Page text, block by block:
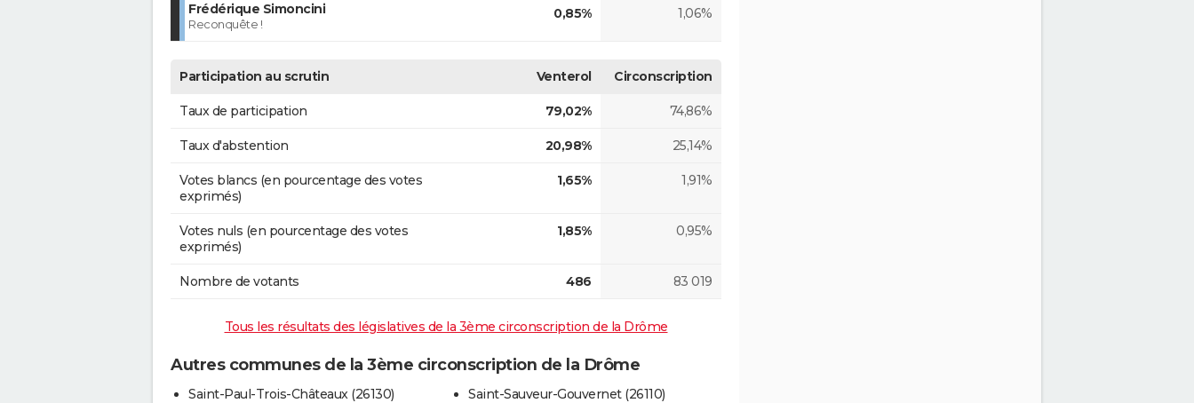
Frédérique Simoncini
Reconquête !
0,85% 1,06%
Participation au scrutin Venterol Circonscription
Taux de participation 79,02% 74,86%
Taux d'abstention 20,98% 25,14%
Votes blancs (en pourcentage des votes
exprimés)
1,65% 1,91%
Votes nuls (en pourcentage des votes
exprimés)
1,85% 0,95%
Nombre de votants 486 83 019
Tous les résultats des législatives de la 3ème circonscription de la Drôme
Autres communes de la 3ème circonscription de la Drôme
Saint-Paul-Trois-Châteaux (26130)
Saint-Sauveur-Gouvernet (26110)